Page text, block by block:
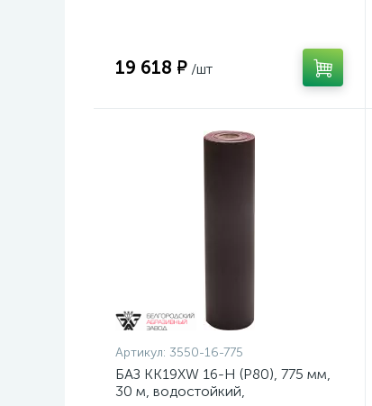
19 618 ₽ /шт
Артикул: 3550-16-775
БАЗ KK19XW 16-H (Р80), 775 мм,
30 м, водостойкий,